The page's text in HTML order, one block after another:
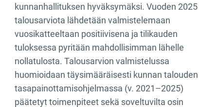
kunnanhallituksen hyväksymäksi. Vuoden 2025
talousarviota lähdetään valmistelemaan
vuosikatteeltaan positiivisena ja tilikauden
tuloksessa pyritään mahdollisimman lähelle
nollatulosta. Talousarvion valmistelussa
huomioidaan täysimääräisesti kunnan talouden
tasapainottamisohjelmassa (v. 2021–2025)
päätetyt toimenpiteet sekä soveltuvilta osin